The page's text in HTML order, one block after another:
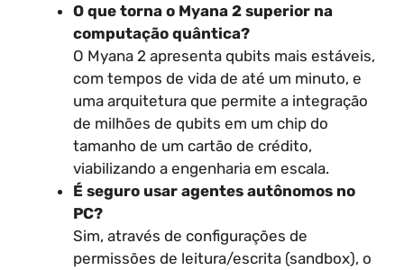
O que torna o Myana 2 superior na
computação quântica?
O Myana 2 apresenta qubits mais estáveis,
com tempos de vida de até um minuto, e
uma arquitetura que permite a integração
de milhões de qubits em um chip do
tamanho de um cartão de crédito,
viabilizando a engenharia em escala.
É seguro usar agentes autônomos no
PC?
Sim, através de configurações de
permissões de leitura/escrita (sandbox), o